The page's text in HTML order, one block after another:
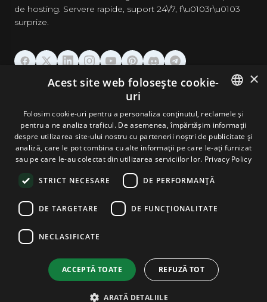
de hosting. Servere rapide, suport 24\/7, f\u0103r\u0103
surprize.
GĂZDUIRE
DOMENII & EMAIL
UNELTE & SECURITATE
COMPANIE
Terms and Conditions
ENGLISH
GERMAN
ROMANIAN
×
Acest site web folosește cookie-
uri
Folosim cookie-uri pentru a personaliza conținutul, reclamele și
pentru a ne analiza traficul. De asemenea, împărtășim informații
despre utilizarea site-ului nostru cu partenerii noștri de publicitate și
analiză, care le pot combina cu alte informații pe care le-ați furnizat
sau pe care le-au colectat din utilizarea serviciilor lor. Privacy Policy
STRICT NECESARE DE PERFORMANȚĂ
DE TARGETARE DE FUNCŢIONALITATE
NECLASIFICATE
ACCEPTĂ TOATE REFUZĂ TOT
ARATĂ DETALIILE